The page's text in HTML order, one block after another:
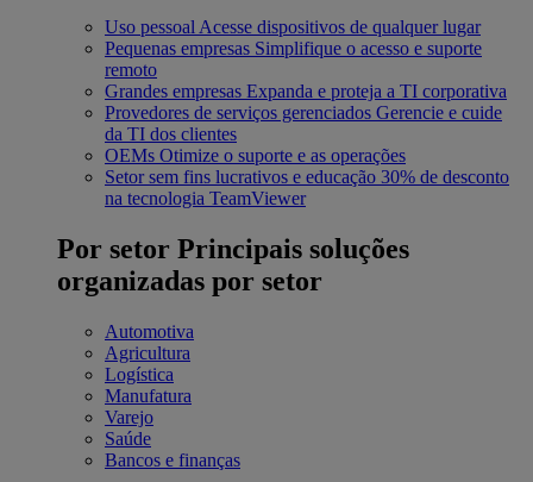
Uso pessoalAcesse dispositivos de qualquer lugar
Pequenas empresas Simplifique o acesso e suporte
remoto
Grandes empresas Expanda e proteja a TI corporativa
Provedores de serviços gerenciados Gerencie e cuide
da TI dos clientes
OEMs Otimize o suporte e as operações
Setor sem fins lucrativos e educação 30% de desconto
na tecnologia TeamViewer
Por setor Principais soluções
organizadas por setor
Automotiva
Agricultura
Logística
Manufatura
Varejo
Saúde
Bancos e finanças